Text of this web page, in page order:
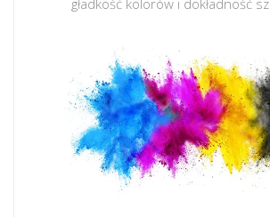
gładkość kolorów i dokładność